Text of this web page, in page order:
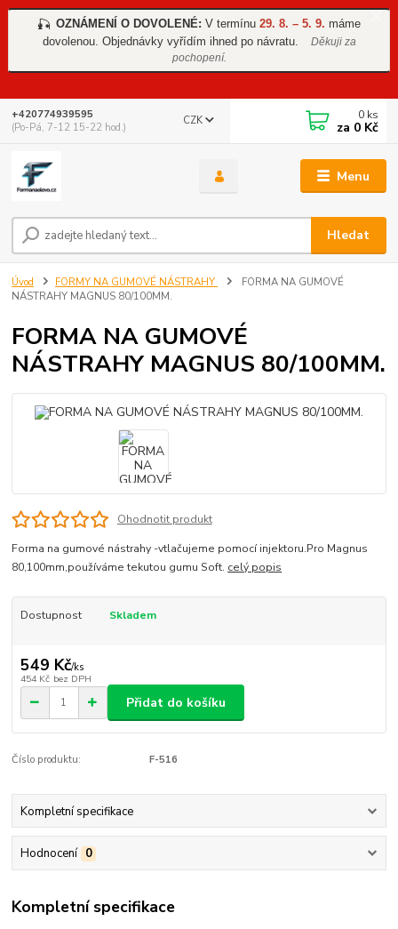
🎣 OZNÁMENÍ O DOVOLENÉ: V termínu 29. 8. – 5. 9. máme
dovolenou. Objednávky vyřídím ihned po návratu.
Děkuji za
pochopení.
Menu
CZK
Hledat
+420774939595
(Po-Pá, 7-12 15-22 hod.)
0 ks
za 0 Kč
Úvod FORMY NA GUMOVÉ NÁSTRAHY
FORMA NA GUMOVÉ
NÁSTRAHY MAGNUS 80/100MM.
FORMA NA GUMOVÉ
NÁSTRAHY MAGNUS 80/100MM.
Ohodnotit produkt
Forma na gumové nástrahy -vtlačujeme pomocí injektoru.Pro Magnus
80,100mm,používáme tekutou gumu Soft. celý popis
Dostupnost Skladem
549 Kč/ks
454 Kč bez DPH
Přidat do košíku
Číslo produktu: F-516
Kompletní specifikace
Hodnocení 0
Kompletní specifikace